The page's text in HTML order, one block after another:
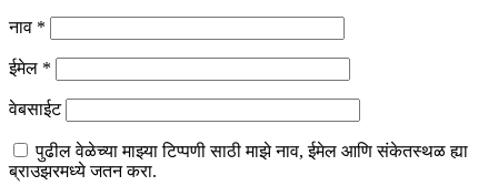
नाव *
ईमेल *
वेबसाईट
पुढील वेळेच्या माझ्या टिप्पणी साठी माझे नाव, ईमेल आणि संकेतस्थळ ह्या
ब्राउझरमध्ये जतन करा.